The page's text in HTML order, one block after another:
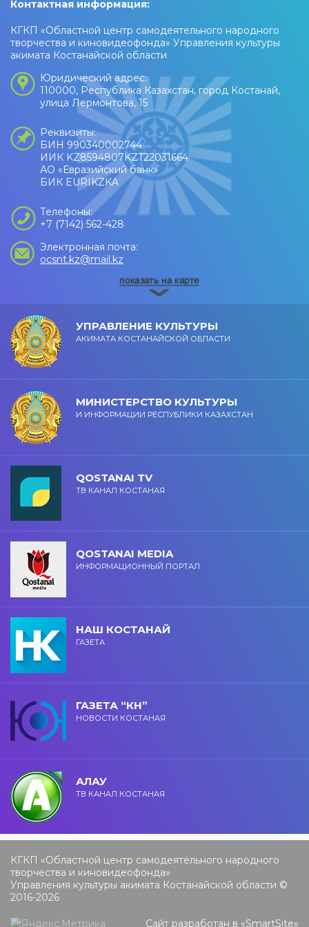
Контактная информация:
КГКП «Областной центр самодеятельного народного
творчества и киновидеофонда» Управления культуры
акимата Костанайской области
Юридический адрес:
110000, Республика Казахстан, город Костанай,
улица Лермонтова, 15
Реквизиты:
БИН 990340002744
ИИК KZ8594807KZT22031664
АО «Евразийский банк»
БИК EURIKZKA
Телефоны:
+7 (7142) 562-428
Электронная почта:
ocsnt.kz@mail.kz
УПРАВЛЕНИЕ КУЛЬТУРЫ
АКИМАТА КОСТАНАЙСКОЙ ОБЛАСТИ
МИНИСТЕРСТВО КУЛЬТУРЫ
И ИНФОРМАЦИИ РЕСПУБЛИКИ КАЗАХСТАН
QOSTANAI TV
ТВ КАНАЛ КОСТАНАЯ
QOSTANAI MEDIA
ИНФОРМАЦИОННЫЙ ПОРТАЛ
НАШ КОСТАНАЙ
ГАЗЕТА
ГАЗЕТА “КН”
НОВОСТИ КОСТАНАЯ
АЛАУ
ТВ КАНАЛ КОСТАНАЯ
КГКП «Областной центр самодеятельного народного
творчества и киновидеофонда»
Управления культуры акимата Костанайской области ©
2016-2026
Сайт разработан в «SmartSite»